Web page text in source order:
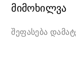
მიმოხილვა
შეფასება